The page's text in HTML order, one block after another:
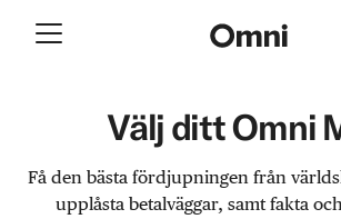
Välj ditt Omni
Få den bästa fördjupningen från
upplåsta betalväggar, samt fakta